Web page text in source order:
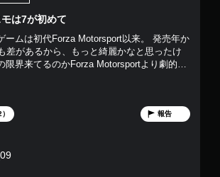
は7が初めて
ームは初代Forza Motorsport以来。 発売年か
差があるから、もっと綺麗かなと思ったけ
限界来てるのかForza Motorsportより劇的に
んでて楽しい。本当に買って良かった。
報告